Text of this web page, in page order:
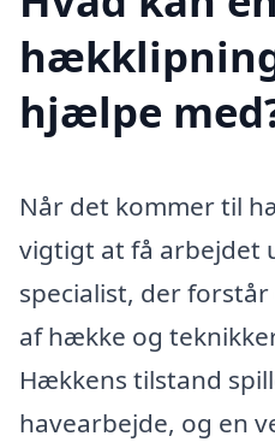
hjælpe
Når det kommer til
vigtigt at få arbejdet
specialist, der
af hække og
Hækkens tilstand
havearbejde, og en